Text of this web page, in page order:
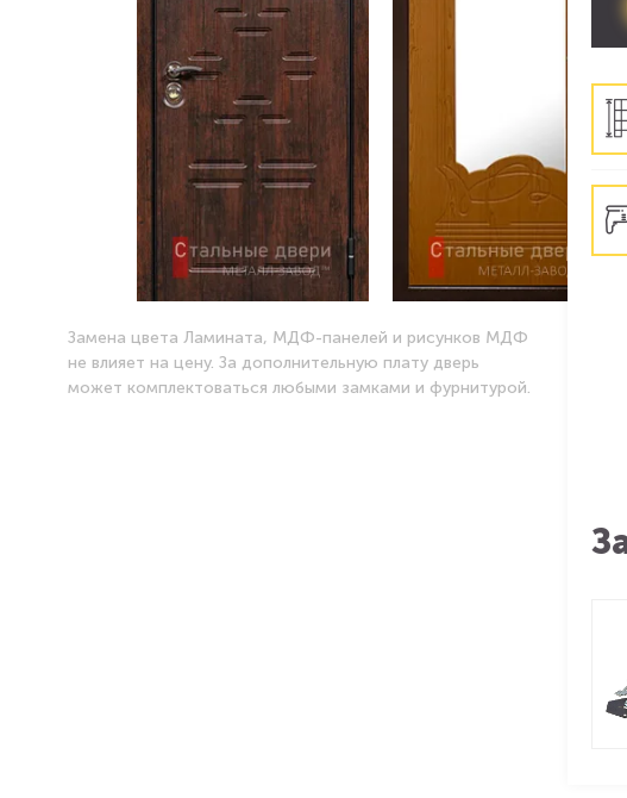
Замена цвета Ламината, МДФ-панелей и рисунков МДФ
не влияет на цену. За дополнительную плату дверь
может комплектоваться любыми замками и фурнитурой.